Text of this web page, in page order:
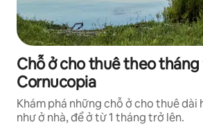
Chỗ ở cho thuê theo
Cornucopia
Khám phá những chỗ ở cho thuê dài
như ở nhà, để ở từ 1 tháng trở lên.